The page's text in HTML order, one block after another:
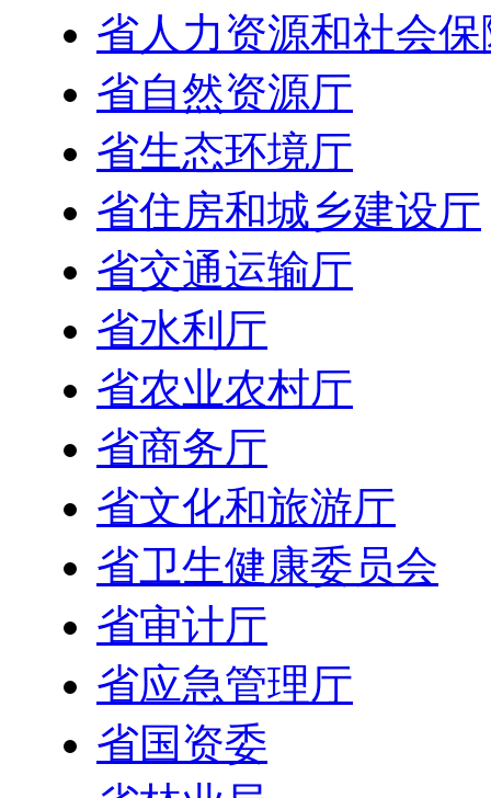
省人力资源和社会
省自然资源厅
省生态环境厅
省住房和城乡建设厅
省交通运输厅
省水利厅
省农业农村厅
省商务厅
省文化和旅游厅
省卫生健康委员会
省审计厅
省应急管理厅
省国资委